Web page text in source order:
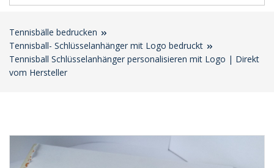
Tennisbälle bedrucken
Tennisball- Schlüsselanhänger mit Logo bedruckt
Tennisball Schlüsselanhänger personalisieren mit Logo | Direkt
vom Hersteller